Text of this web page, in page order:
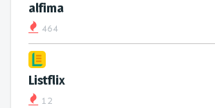
alfima
464
Listflix
12